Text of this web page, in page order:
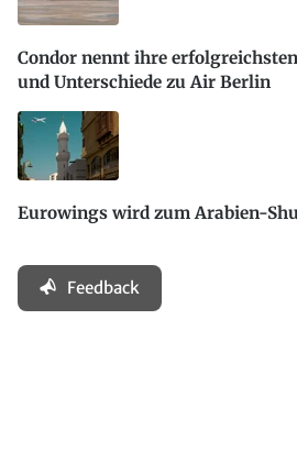
Condor nennt ihre
und Unterschiede zu Air Berlin
Eurowings wird zum Arabien-
Feedback